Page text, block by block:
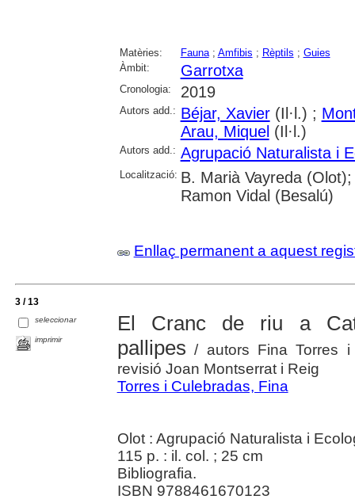
Matèries: Fauna; Amfibis ; Rèptils ; Guies
Àmbit:
Garrotxa
Cronologia: 2019
Autors add.: Béjar, Xavier(Il·l.) ;
Arau, Miquel (Il·l.)
Autors add.: Agrupació Naturalista i
Localització: B. Marià Vayreda
Ramon Vidal (Besalú)
Enllaç permanent a aquest
3 / 13
seleccionar
imprimir
El Cranc de riu a
pallipes / autors Fina Torres
revisió Joan Montserrat i Reig
Torres i Culebradas, Fina
Olot : Agrupació Naturalista i
115 p. : il. col. ; 25 cm
Bibliografia.
ISBN 9788461670123